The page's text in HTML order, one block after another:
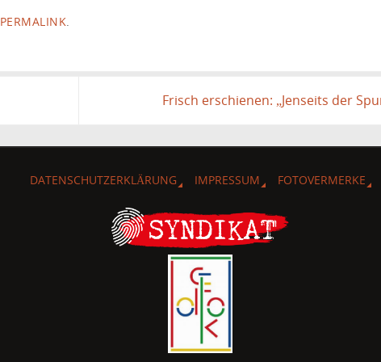
PERMALINK
Frisch erschienen: „Jenseits der
DATENSCHUTZERKLÄRUNG IMPRESSUM FOTOVERMERKE